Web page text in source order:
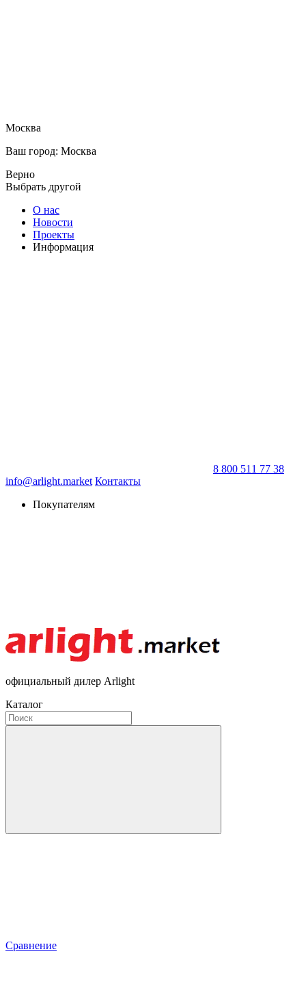
Москва
Ваш город: Москва
Верно
Выбрать другой
О нас
Новости
Проекты
Информация
8 800 511 77 38
info@arlight.market Контакты
Покупателям
официальный дилер Arlight
Каталог
Сравнение